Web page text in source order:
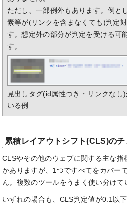
ただし、一部例外もあります。例と
素等が(リンクを含まなくても)判定
す。想定外の部分が判定を受ける可
す。
見出しタグ(id属性つき・リンクなし
いる例
累積レイアウトシフト(CLS)の
CLSやその他のウェブに関する主な指
かありますが、1つですべてをカバー
ん。複数のツールをうまく使い分けて
いずれの場合も、CLS判定値が0.1以